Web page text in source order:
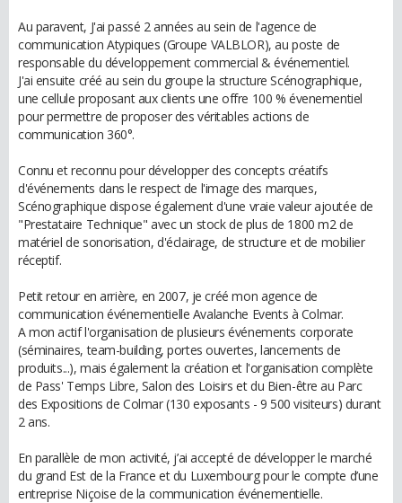
Au paravent, J'ai passé 2 années au sein de l'agence de
communication Atypiques (Groupe VALBLOR), au poste de
responsable du développement commercial & événementiel.
J'ai ensuite créé au sein du groupe la structure Scénographique,
une cellule proposant aux clients une offre 100 % évenementiel
pour permettre de proposer des véritables actions de
communication 360°.
Connu et reconnu pour développer des concepts créatifs
d'événements dans le respect de l'image des marques,
Scénographique dispose également d'une vraie valeur ajoutée de
"Prestataire Technique" avec un stock de plus de 1800 m2 de
matériel de sonorisation, d'éclairage, de structure et de mobilier
réceptif.
Petit retour en arrière, en 2007, je créé mon agence de
communication événementielle Avalanche Events à Colmar.
A mon actif l'organisation de plusieurs événements corporate
(séminaires, team-building, portes ouvertes, lancements de
produits...), mais également la création et l'organisation complète
de Pass' Temps Libre, Salon des Loisirs et du Bien-être au Parc
des Expositions de Colmar (130 exposants - 9 500 visiteurs) durant
2 ans.
En parallèle de mon activité, j’ai accepté de développer le marché
du grand Est de la France et du Luxembourg pour le compte d’une
entreprise Niçoise de la communication événementielle.